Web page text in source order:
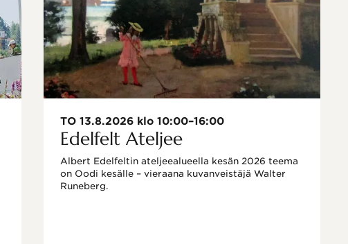
TO 13.8.2026 klo 10:00–16:00
Edelfelt Ateljee
Albert Edelfeltin ateljeealueella kesän 2026 teema
on Oodi kesälle – vieraana kuvanveistäjä Walter